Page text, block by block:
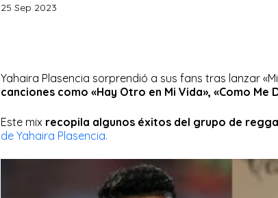
25 Sep 2023
Yahaira Plasencia sorprendió a sus fans tras lanzar
canciones como «Hay Otro en Mi Vida», «Como Me
Este mix recopila algunos éxitos del grupo de
de Yahaira Plasencia.